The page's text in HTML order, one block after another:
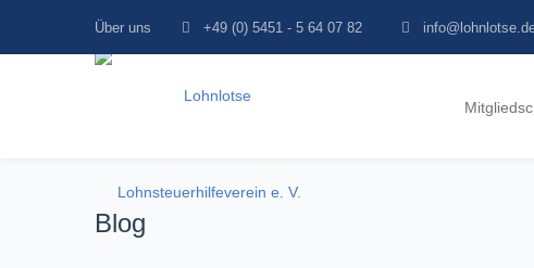
Über uns +49 (0) 5451 - 5 64 07 82
Blog